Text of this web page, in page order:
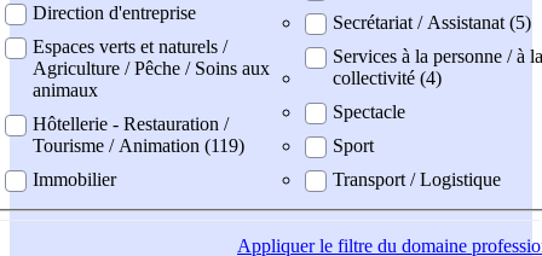
Direction d'entreprise
Espaces verts et naturels /
Agriculture / Pêche / Soins aux
animaux
Hôtellerie - Restauration /
Tourisme / Animation (119)
Immobilier
Secrétariat / Assistanat (5)
Services à la personne / à la
collectivité (4)
Spectacle
Sport
Transport / Logistique
Appliquerle filtre du domaine